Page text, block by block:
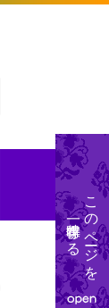
このページを
一時保存する